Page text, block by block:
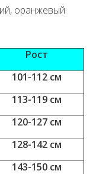
оранжевый
Рост
101-112 см
113-119 см
120-127 см
128-142 см
143-150 см